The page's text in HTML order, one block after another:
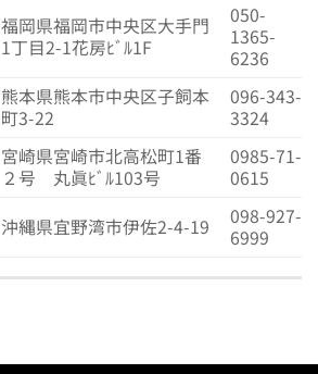
福岡県福岡市中央区大手門
1丁目2-1花房ﾋﾞﾙ1F
050-
1365-
6236
熊本県熊本市中央区子飼本
町3-22
096-343-
3324
宮崎県宮崎市北高松町1番
２号 丸眞ﾋﾞﾙ103号
0985-71-
0615
沖縄県宜野湾市伊佐2-4-19
098-927-
6999